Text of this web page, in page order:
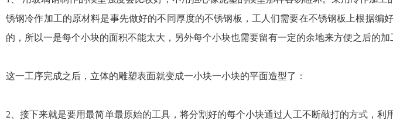
锈钢冷作加工的原材料是事先做好的不同厚度的不锈钢板，工人们需要在不锈钢板上根据
的，所以一是每个小块的面积不能太大，另外每个小块也需要留有一定的余地来方便之后的加
这一工序完成之后，立体的雕塑表面就变成一小块一小块的平面造型了：
2、接下来就是要用最简单最原始的工具，将分割好的每个小块通过人工不断敲打的方式，